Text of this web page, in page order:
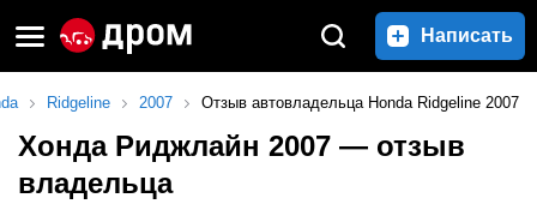
Написать
Ridgeline 2007 Отзыв автовладельца Honda Ridgeline 2007
Хонда Риджлайн 2007 — отзыв
владельца